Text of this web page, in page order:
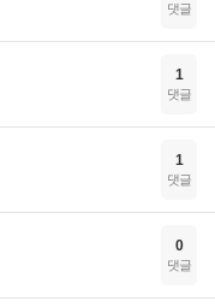
댓글
1
댓글
1
댓글
0
댓글